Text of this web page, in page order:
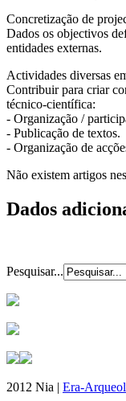
Concretização de
Dados os objectivos
entidades externas.
Actividades diversas
Contribuir para criar
técnico-científica:
- Organização /
- Publicação de textos.
- Organização de
Não existem artigos
Dados
Pesquisar...
2012 Nia | Era-